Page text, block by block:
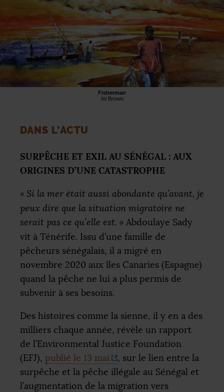
Fisherman
Ini Brown
DANS L’ACTU
SURPÊCHE ET EXIL AU SÉNÉGAL : AUX
ORIGINES D’UNE CATASTROPHE
« Si la mer était aussi abondante qu’avant, je
peux dire que la situation migratoire ne
serait pas ce qu’elle est. » Abdoulaye Sady
vit à Ténérife. Issu d’une famille de
pêcheurs sénégalais, il a migré en
novembre 2020 aux îles Canaries (Espagne)
quand la pêche ne lui a plus permis de
subvenir à ses besoins.
Des histoires comme la sienne, il y en a des
milliers chaque année, révèle un rapport
de l’Environmental Justice Foundation
(EFJ), publié le 13 mai
, sur le lien entre la
surpêche et la pêche illégale au Sénégal et
l’augmentation de la migration vers